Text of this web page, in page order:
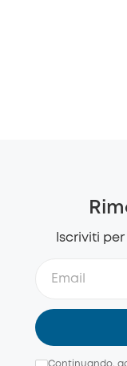
Iscriviti
Continuando,